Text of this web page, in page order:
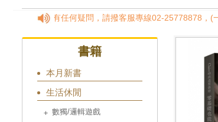
訂單有任何疑問，請撥客服專線02-25778878，(一)~(五
書籍
本月新書
生活休閒
數獨/邏輯遊戲